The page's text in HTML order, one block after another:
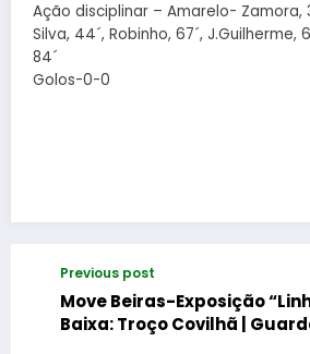
Ação disciplinar – Amarelo- Zamora,
Silva, 44´, Robinho, 67´, J.Guilherme,
84´
Golos-0-0
Previous post
Move Beiras-Exposição
Baixa: Troço Covilhã |